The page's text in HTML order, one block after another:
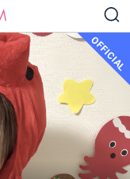
OFFICIAL